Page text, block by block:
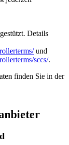
Details
und
sccs/.
finden Sie in der